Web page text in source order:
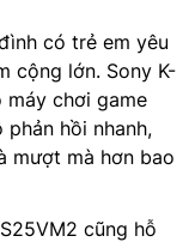
có trẻ em yêu
cộng lớn. Sony K-
chơi game
hồi nhanh,
mượt mà hơn bao
cũng hỗ